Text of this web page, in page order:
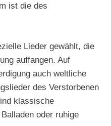
ist die des
Lieder gewählt, die
auffangen. Auf
auch weltliche
des Verstorbenen
klassische
oder ruhige